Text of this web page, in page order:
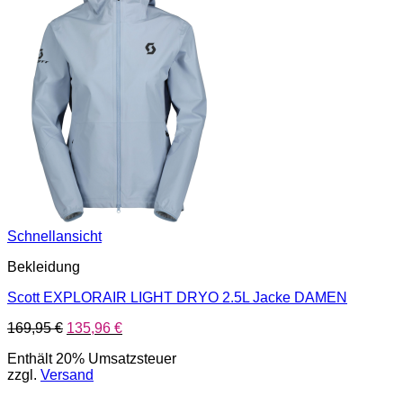
Schnellansicht
Bekleidung
Scott EXPLORAIR LIGHT DRYO 2.5L Jacke DAMEN
169,95€ Ursprünglicher
war:
169,95 €
135,96 €Aktueller
ist:
Enthält 20% Umsatzsteuer
zzgl. Versand